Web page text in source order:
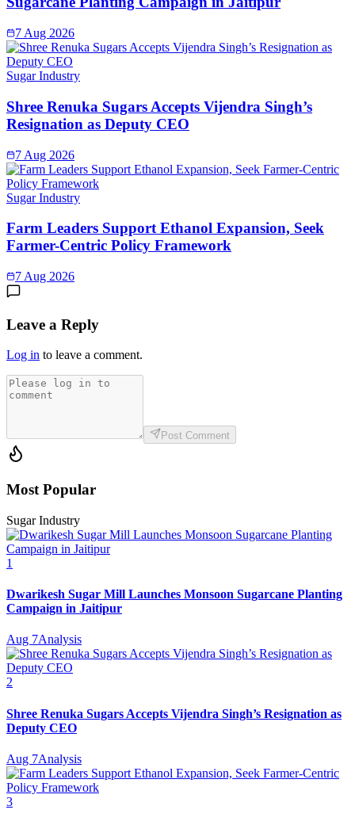
7 Aug 2026
Sugar Industry
Shree Renuka Sugars Accepts Vijendra Singh’s
Resignation as Deputy CEO
7 Aug 2026
Sugar Industry
Farm Leaders Support Ethanol Expansion, Seek
Farmer-Centric Policy Framework
7 Aug 2026
Leave a Reply
Log in to leave a comment.
Post Comment
Most Popular
Sugar Industry
1
Dwarikesh Sugar Mill Launches Monsoon Sugarcane Planting
Campaign in Jaitipur
Aug 7Analysis
2
Shree Renuka Sugars Accepts Vijendra Singh’s Resignation as
Deputy CEO
Aug 7Analysis
3